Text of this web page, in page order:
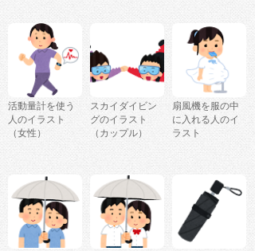
活動量計を使う
人のイラスト
（女性）
スカイダイビン
グのイラスト
（カップル）
扇風機を服の中
に入れる人のイ
ラスト